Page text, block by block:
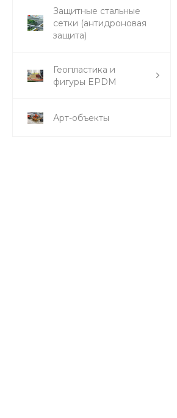
Защитные стальные
сетки (антидроновая
защита)
Геопластика и
фигуры EPDM
Арт-объекты